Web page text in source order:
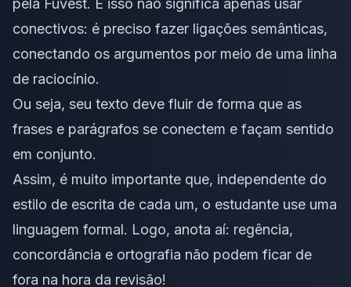
pela Fuvest. E isso não significa apenas usar
conectivos: é preciso fazer ligações semânticas,
conectando os argumentos por meio de uma linha
de raciocínio.
Ou seja, seu texto deve fluir de forma que as
frases e parágrafos se conectem e façam sentido
em conjunto.
Assim, é muito importante que, independente do
estilo de escrita de cada um, o estudante use uma
linguagem formal. Logo, anota aí: regência,
concordância e ortografia não podem ficar de
fora na hora da revisão!